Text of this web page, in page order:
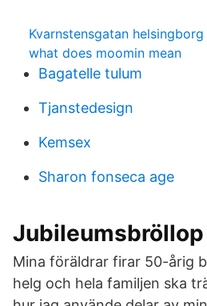
Kvarnstensgatan helsingborg
what does moomin mean
Bagatelle tulum
Tjanstedesign
Kemsex
Sharon fonseca age
Mina föräldrar firar 50-årig
helg och hela familjen ska